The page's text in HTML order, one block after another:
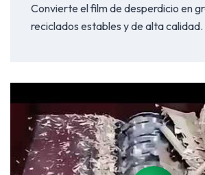
Convierte el film de desperdicio en
reciclados estables y de alta calidad.